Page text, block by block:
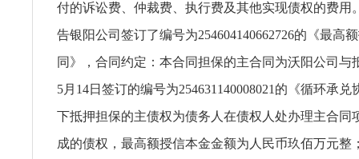
付的诉讼费、仲裁费、执行费及其他实现债权的费用
告银阳公司签订了编号为254604140662726的《最高
同》，合同约定：本合同担保的主合同为沃阳公司与
5月14日签订的编号为254631140008021的《循环承
下抵押担保的主债权为债务人在债权人处办理主合同
成的债权，最高额授信本金金额为人民币玖佰万元整